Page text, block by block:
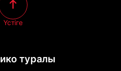
туралы
Үстіге